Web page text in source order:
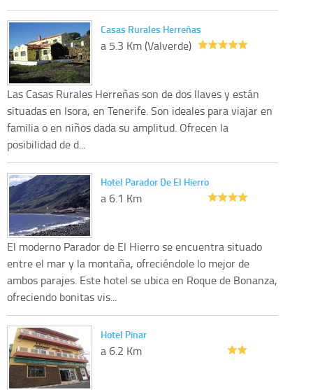
Casas Rurales Herreñas
a 5.3 Km (Valverde)
Las Casas Rurales Herreñas son de dos llaves y están
situadas en Isora, en Tenerife. Son ideales para viajar en
familia o en niños dada su amplitud. Ofrecen la
posibilidad de d...
Hotel Parador De El Hierro
a 6.1 Km
El moderno Parador de El Hierro se encuentra situado
entre el mar y la montaña, ofreciéndole lo mejor de
ambos parajes. Este hotel se ubica en Roque de Bonanza,
ofreciendo bonitas vis...
Hotel Pinar
a 6.2 Km